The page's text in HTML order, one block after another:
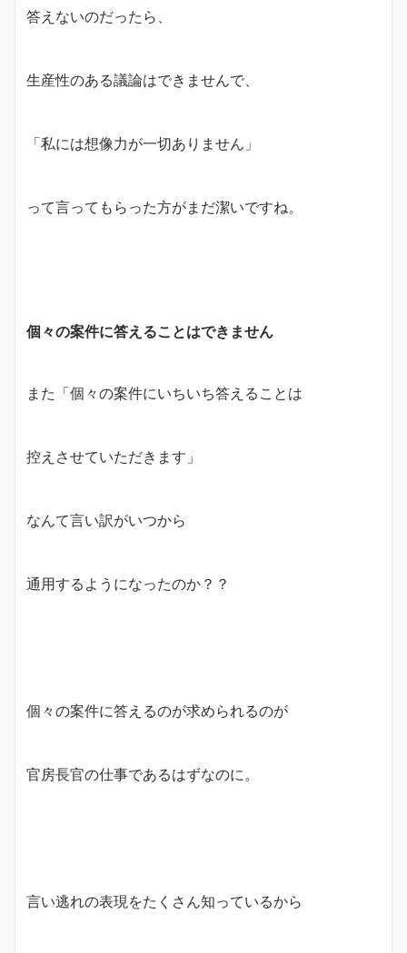
答えないのだったら、
生産性のある議論はできませんで、
「私には想像力が一切ありません」
って言ってもらった方がまだ潔いですね。
個々の案件に答えることはできません
また「個々の案件にいちいち答えることは
控えさせていただきます」
なんて言い訳がいつから
通用するようになったのか？？
個々の案件に答えるのが求められるのが
官房長官の仕事であるはずなのに。
言い逃れの表現をたくさん知っているから